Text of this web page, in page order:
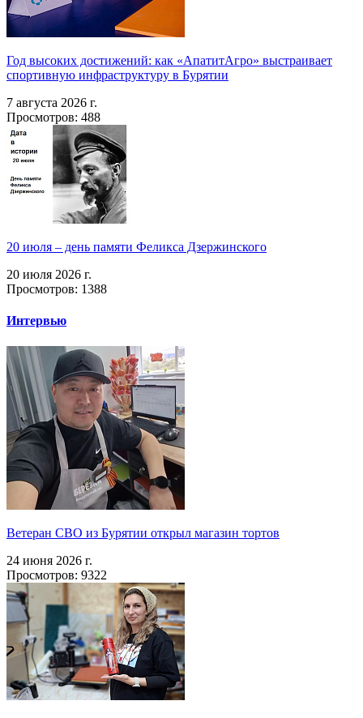
Год высоких достижений: как «АпатитАгро» выстраивает
спортивную инфраструктуру в Бурятии
7 августа 2026 г.
Просмотров: 488
20 июля – день памяти Феликса Дзержинского
20 июля 2026 г.
Просмотров: 1388
Интервью
Ветеран СВО из Бурятии открыл магазин тортов
24 июня 2026 г.
Просмотров: 9322